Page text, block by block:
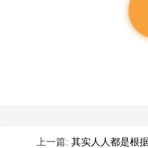
上一篇: 其实人人都是根